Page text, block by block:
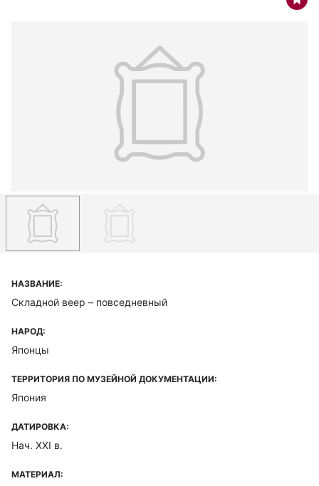
НАЗВАНИЕ:
Складной веер – повседневный
НАРОД:
Японцы
ТЕРРИТОРИЯ ПО МУЗЕЙНОЙ ДОКУМЕНТАЦИИ:
Япония
ДАТИРОВКА:
Нач. ХХI в.
МАТЕРИАЛ: